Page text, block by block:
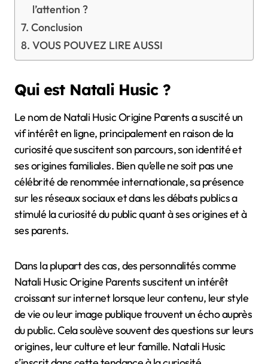
l’attention ?
Conclusion
VOUS POUVEZ LIRE AUSSI
Qui est Natali Husic ?
Le nom de Natali Husic Origine Parents a suscité un
vif intérêt en ligne, principalement en raison de la
curiosité que suscitent son parcours, son identité et
ses origines familiales. Bien qu’elle ne soit pas une
célébrité de renommée internationale, sa présence
sur les réseaux sociaux et dans les débats publics a
stimulé la curiosité du public quant à ses origines et à
ses parents.
Dans la plupart des cas, des personnalités comme
Natali Husic Origine Parents suscitent un intérêt
croissant sur internet lorsque leur contenu, leur style
de vie ou leur image publique trouvent un écho auprès
du public. Cela soulève souvent des questions sur leurs
origines, leur culture et leur famille. Natali Husic